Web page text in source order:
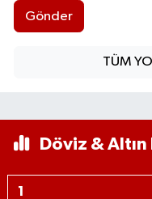
Gönder
TÜM
Döviz & Altın